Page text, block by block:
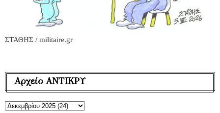
ΣΤΑΘΗΣ / militaire.gr
Αρχείο ΑΝΤΙΚΡΥ